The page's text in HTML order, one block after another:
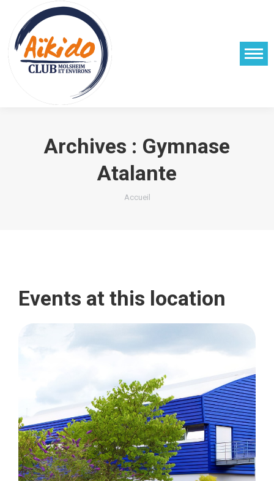
Archives : Gymnase
Atalante
Vous êtes ici :
Accueil
Events at this location